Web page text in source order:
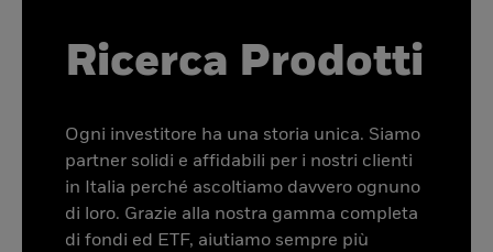
Ricerca Prodotti
Ogni investitore ha una storia unica. Siamo
partner solidi e affidabili per i nostri clienti
in Italia perché ascoltiamo davvero ognuno
di loro. Grazie alla nostra gamma completa
di fondi ed ETF, aiutiamo sempre più